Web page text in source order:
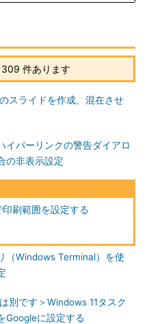
件あります
スライドを作成、混在させ
イパーリンクの警告ダイアロ
の非表示設定
刷範囲を設定する
（Windows Terminal）を使
別です＞Windows 11タスク
Googleに設定する